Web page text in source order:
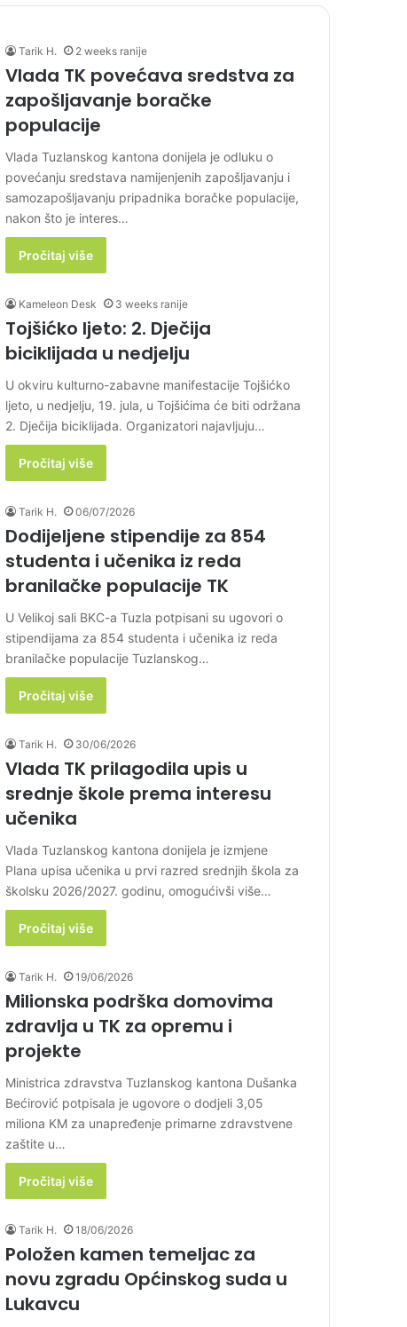
Tarik H. 2 weeks ranije
Vlada TK povećava sredstva za
zapošljavanje boračke
populacije
Vlada Tuzlanskog kantona donijela je odluku o
povećanju sredstava namijenjenih zapošljavanju i
samozapošljavanju pripadnika boračke populacije,
nakon što je interes…
Pročitaj više
Kameleon Desk 3 weeks ranije
Tojšićko ljeto: 2. Dječija
biciklijada u nedjelju
U okviru kulturno-zabavne manifestacije Tojšićko
ljeto, u nedjelju, 19. jula, u Tojšićima će biti održana
2. Dječija biciklijada. Organizatori najavljuju…
Pročitaj više
Tarik H. 06/07/2026
Dodijeljene stipendije za 854
studenta i učenika iz reda
branilačke populacije TK
U Velikoj sali BKC-a Tuzla potpisani su ugovori o
stipendijama za 854 studenta i učenika iz reda
branilačke populacije Tuzlanskog…
Pročitaj više
Tarik H. 30/06/2026
Vlada TK prilagodila upis u
srednje škole prema interesu
učenika
Vlada Tuzlanskog kantona donijela je izmjene
Plana upisa učenika u prvi razred srednjih škola za
školsku 2026/2027. godinu, omogućivši više…
Pročitaj više
Tarik H. 19/06/2026
Milionska podrška domovima
zdravlja u TK za opremu i
projekte
Ministrica zdravstva Tuzlanskog kantona Dušanka
Bećirović potpisala je ugovore o dodjeli 3,05
miliona KM za unapređenje primarne zdravstvene
zaštite u…
Pročitaj više
Tarik H. 18/06/2026
Položen kamen temeljac za
novu zgradu Općinskog suda u
Lukavcu